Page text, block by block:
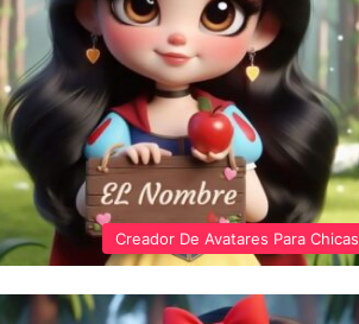
Creador De Avatares Para Chicas